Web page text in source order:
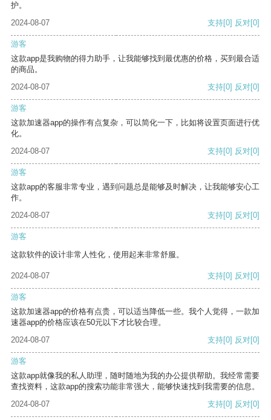
护。
2024-08-07
支持[0] 反对[0]
游客
这款app是我购物的得力助手，让我能够找到最优惠的价格，买到最合适
的商品。
2024-08-07
支持[0] 反对[0]
游客
这款加速器app的操作有点复杂，可以简化一下，比如将设置页面进行优
化。
2024-08-07
支持[0] 反对[0]
游客
这款app的客服非常专业，遇到问题总是能够及时解决，让我能够安心工
作。
2024-08-07
支持[0] 反对[0]
游客
这款软件的设计非常人性化，使用起来非常舒服。
2024-08-07 支持[0] 反对[0]
游客
这款加速器app的价格有点贵，可以适当降低一些。我个人觉得，一款加
速器app的价格应该在50元以下才比较合理。
2024-08-07
支持[0] 反对[0]
游客
这款app就像我的私人助理，随时随地为我的办公提供帮助。我经常需要
查找资料，这款app的搜索功能非常强大，能够快速找到我需要的信息。
2024-08-07
支持[0] 反对[0]